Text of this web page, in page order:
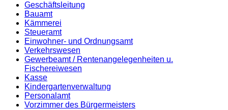
Geschäftsleitung
Bauamt
Kämmerei
Steueramt
Einwohner- und Ordnungsamt
Verkehrswesen
Gewerbeamt / Rentenangelegenheiten u.
Fischereiwesen
Kasse
Kindergartenverwaltung
Personalamt
Vorzimmer des Bürgermeisters